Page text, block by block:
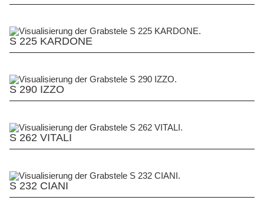
S 225 KARDONE
S 290 IZZO
S 262 VITALI
S 232 CIANI